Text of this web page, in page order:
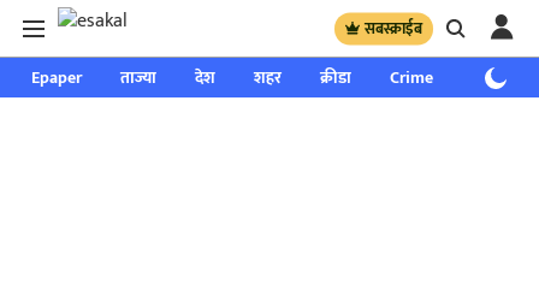
सबस्क्राईब
Epaper ताज्या देश शहर क्रीडा Crime साप्ताहिक